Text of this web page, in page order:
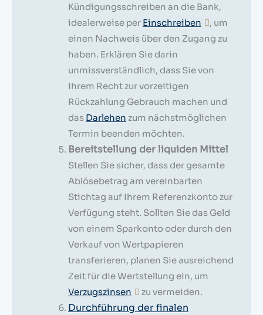
Kündigungsschreiben an die Bank,
idealerweise per Einschreiben
, um
einen Nachweis über den Zugang zu
haben. Erklären Sie darin
unmissverständlich, dass Sie von
Ihrem Recht zur vorzeitigen
Rückzahlung Gebrauch machen und
das Darlehen zum nächstmöglichen
Termin beenden möchten.
Bereitstellung der liquiden Mittel
Stellen Sie sicher, dass der gesamte
Ablösebetrag am vereinbarten
Stichtag auf Ihrem Referenzkonto zur
Verfügung steht. Sollten Sie das Geld
von einem Sparkonto oder durch den
Verkauf von Wertpapieren
transferieren, planen Sie ausreichend
Zeit für die Wertstellung ein, um
Verzugszinsen
zu vermeiden.
Durchführung der finalen